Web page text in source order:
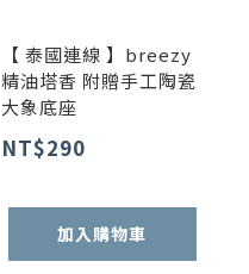
【 泰國連線 】breezy
精油塔香 附贈手工陶瓷
大象底座
NT$290
加入購物車